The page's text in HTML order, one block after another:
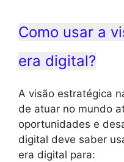
Como usar a
era digital?
A visão estratégica
de atuar no mundo
oportunidades e
digital deve saber
era digital para: